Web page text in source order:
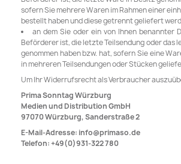
sofern Sie mehrere Waren im Rahmen einer
bestellt haben und diese getrennt geliefert
an dem Sie oder ein von Ihnen benannter
Beförderer ist, die letzte Teilsendung oder das
genommen haben bzw. hat, sofern Sie eine
in mehreren Teilsendungen oder Stücken
Um Ihr Widerrufsrecht als Verbraucher
Prima Sonntag Würzburg
Medien und Distribution GmbH
97070 Würzburg, Sanderstraße 2
E-Mail-Adresse: info@primaso.de
Telefon: +49(0)931-322 780